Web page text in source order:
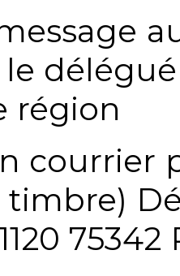
région
courrier
75342